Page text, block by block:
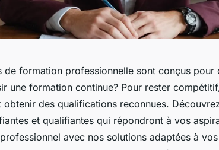
de formation professionnelle sont conçus pour
une formation continue? Pour rester
des qualifications reconnues.
et qualifiantes qui répondront à vos
avec nos solutions adaptées à